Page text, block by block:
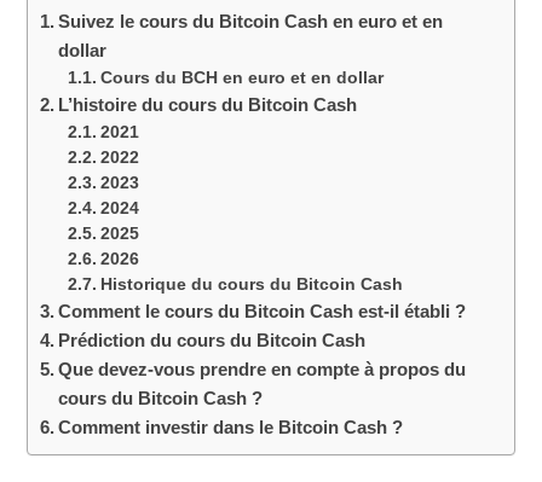
Suivez le cours du Bitcoin Cash en euro et en
dollar
Cours du BCH en euro et en dollar
L’histoire du cours du Bitcoin Cash
2021
2022
2023
2024
2025
2026
Historique du cours du Bitcoin Cash
Comment le cours du Bitcoin Cash est-il établi ?
Prédiction du cours du Bitcoin Cash
Que devez-vous prendre en compte à propos du
cours du Bitcoin Cash ?
Comment investir dans le Bitcoin Cash ?